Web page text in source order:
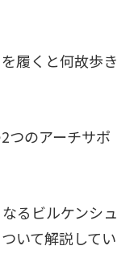
履くと何故歩き
つのアーチサポ
るビルケンシュ
いて解説してい